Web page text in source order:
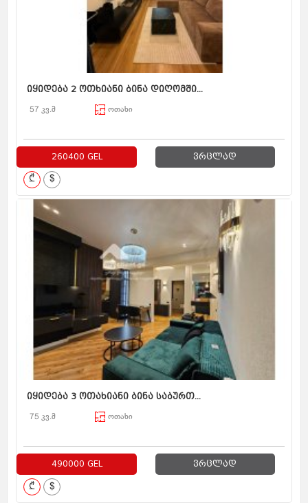
იყიდება 2 ოთხიანი ბინა დიღომში...
57 კვ.მ ოთახი
260400 GEL ვრცლად
₾ $
იყიდება 3 ოთახიანი ბინა საბურთ...
75 კვ.მ ოთახი
490000 GEL ვრცლად
₾ $